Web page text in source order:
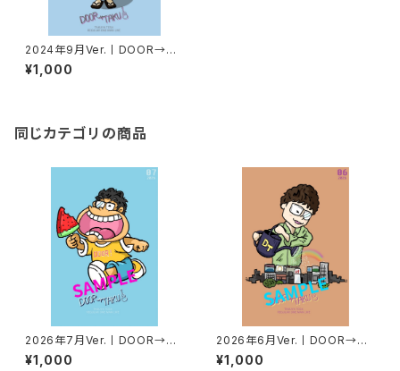
2024年9月Ver.丨DOOR→TA
KUポストカード
¥1,000
同じカテゴリの商品
2026年7月Ver.丨DOOR→TA
KUポストカード
¥1,000
2026年6月Ver.丨DOOR→TA
KUポストカード
¥1,000